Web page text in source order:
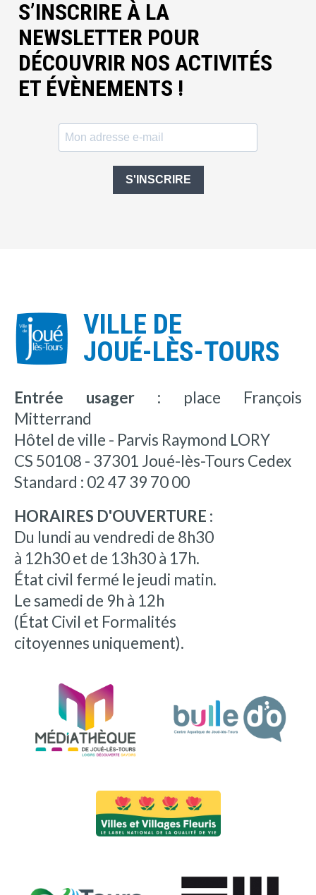
S’INSCRIRE À LA
NEWSLETTER POUR
DÉCOUVRIR NOS ACTIVITÉS
ET ÉVÈNEMENTS !
S'INSCRIRE
VILLE DE
JOUÉ-LÈS-TOURS
Entrée usager : place François
Mitterrand
Hôtel de ville - Parvis Raymond LORY
CS 50108 - 37301 Joué-lès-Tours Cedex
Standard : 02 47 39 70 00
HORAIRES D'OUVERTURE :
Du lundi au vendredi de 8h30
à 12h30 et de 13h30 à 17h.
État civil fermé le jeudi matin.
Le samedi de 9h à 12h
(État Civil et Formalités
citoyennes uniquement).